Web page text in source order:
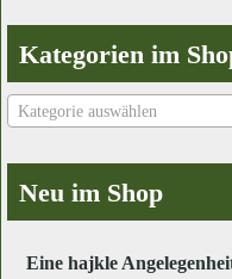
Kategorien im
Kategorie auswählen
Neu im Shop
Eine hajkle